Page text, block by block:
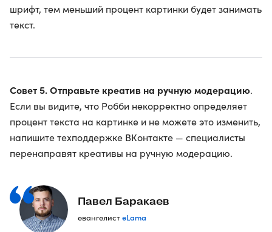
шрифт, тем меньший процент картинки будет занимать
текст.
Совет 5. Отправьте креатив на ручную модерацию.
Если вы видите, что Робби некорректно определяет
процент текста на картинке и не можете это изменить,
напишите техподдержке ВКонтакте — специалисты
перенаправят креативы на ручную модерацию.
Павел Баракаев
евангелистeLama